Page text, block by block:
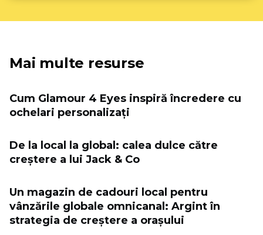
Mai multe resurse
Cum Glamour 4 Eyes inspiră încredere cu
ochelari personalizați
De la local la global: calea dulce către
creștere a lui Jack & Co
Un magazin de cadouri local pentru
vânzările globale omnicanal: Argint în
strategia de creștere a orașului